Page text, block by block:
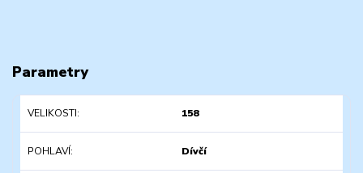
Parametry
VELIKOSTI 158
POHLAVÍ Dívčí